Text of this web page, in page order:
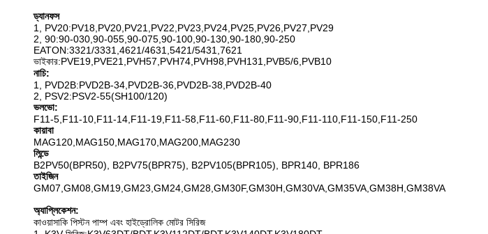
ড্যানফস
1, PV20:PV18,PV20,PV21,PV22,PV23,PV24,PV25,PV26,PV27,PV29
2, 90:90-030,90-055,90-075,90-100,90-130,90-180,90-250
EATON:3321/3331,4621/4631,5421/5431,7621
ভাইকার:PVE19,PVE21,PVH57,PVH74,PVH98,PVH131,PVB5/6,PVB10
নাচি:
1, PVD2B:PVD2B-34,PVD2B-36,PVD2B-38,PVD2B-40
2, PSV2:PSV2-55(SH100/120)
ভলভো:
F11-5,F11-10,F11-14,F11-19,F11-58,F11-60,F11-80,F11-90,F11-110,F11-150,F11-250
কায়াবা
MAG120,MAG150,MAG170,MAG200,MAG230
লিন্ডে
B2PV50(BPR50), B2PV75(BPR75), B2PV105(BPR105), BPR140, BPR186
তাইজিন
GM07,GM08,GM19,GM23,GM24,GM28,GM30F,GM30H,GM30VA,GM35VA,GM38H,GM38VA
অ্যাপ্লিকেশন:
কাওয়াসাকি পিস্টন পাম্প এবং হাইড্রোলিক মোটর সিরিজ